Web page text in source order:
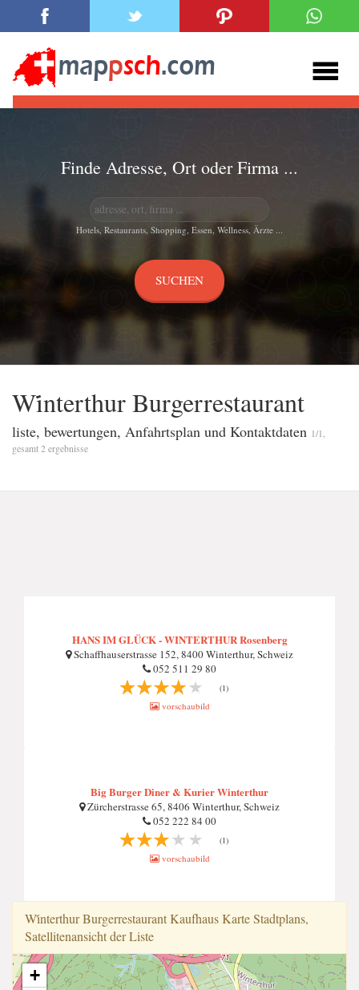
Finde Adresse, Ort oder Firma ...
Hotels, Restaurants, Shopping, Essen, Wellness, Ärzte ...
Wi̇̇nterthur Burgerrestaurant
liste, bewertungen, Anfahrtsplan und Kontaktdaten 1/1,
gesamt 2 ergebnisse
HANS IM GLÜCK - WINTERTHUR Rosenberg
Schaffhauserstrasse 152, 8400 Winterthur, Schweiz
052 511 29 80
(1)
vorschaubild
Big Burger Diner & Kurier Winterthur
Zürcherstrasse 65, 8406 Winterthur, Schweiz
052 222 84 00
(1)
vorschaubild
Wi̇̇nterthur Burgerrestaurant Kaufhaus Karte Stadtplans,
Satellitenansicht der Liste
+